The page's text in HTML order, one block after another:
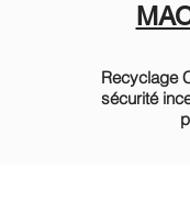
Recyclage
sécurité